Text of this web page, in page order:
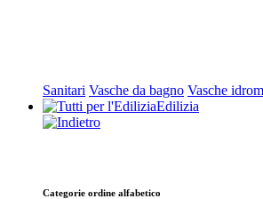
Sanitari Vasche da bagno Vasche
Edilizia
Categorie ordine alfabetico